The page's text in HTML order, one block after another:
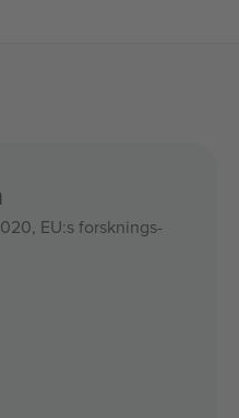
EU:s forsknings-